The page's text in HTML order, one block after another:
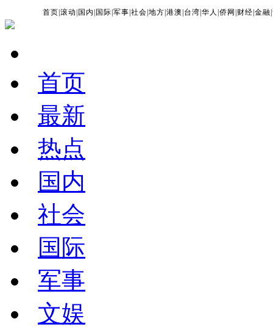
首页 |滚动 国内 国际 |军事 |社会 |地方 |港澳 台湾 |华人 |侨网 财经 |金融 |
首页
最新
热点
国内
社会
国际
军事
文娱